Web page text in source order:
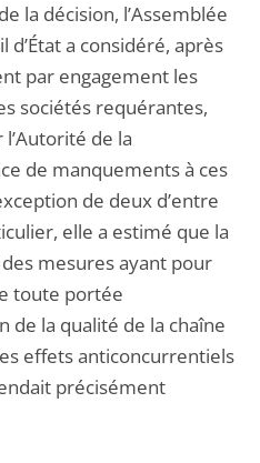
la décision, l’Assemblée
a considéré, après
par engagement les
sociétés requérantes,
de la
de manquements à ces
de deux d’entre
elle a estimé que la
mesures ayant pour
toute portée
de la qualité de la chaîne
effets anticoncurrentiels
précisément